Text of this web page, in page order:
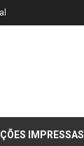
IMPRESSAS